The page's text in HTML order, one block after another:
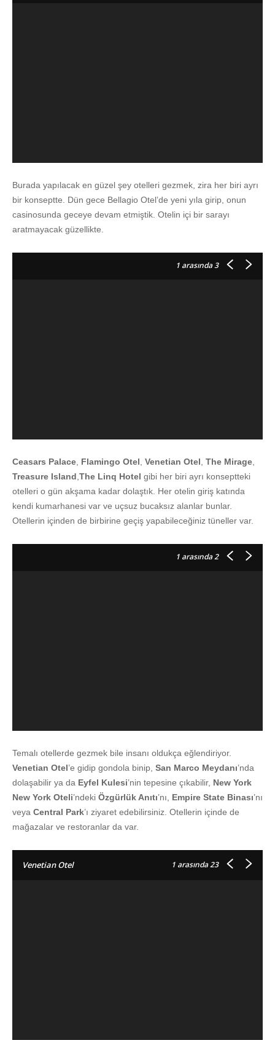
Burada yapılacak en güzel şey otelleri gezmek, zira her biri ayrı
bir konseptte. Dün gece Bellagio Otel’de yeni yıla girip, onun
casinosunda geceye devam etmiştik. Otelin içi bir sarayı
aratmayacak güzellikte.
1 arasında 3
Ceasars Palace Flamingo Otel Venetian Otel The Mirage
Treasure Island The Linq Hotel gibi her biri ayrı konseptteki
otelleri o gün akşama kadar dolaştık. Her otelin giriş katında
kendi kumarhanesi var ve uçsuz bucaksız alanlar bunlar.
Otellerin içinden de birbirine geçiş yapabileceğiniz tüneller var.
1 arasında 2
Temalı otellerde gezmek bile insanı oldukça eğlendiriyor.
Venetian Otel’e gidip gondola binip, San Marco Meydanı’nda
dolaşabilir ya da Eyfel Kulesi’nin tepesine çıkabilir, New York
New York Oteli’ndeki Özgürlük Anıtı’nı, Empire State Binası’nı
veya Central Park’ı ziyaret edebilirsiniz. Otellerin içinde de
mağazalar ve restoranlar da var.
Venetian Otel 1 arasında 23